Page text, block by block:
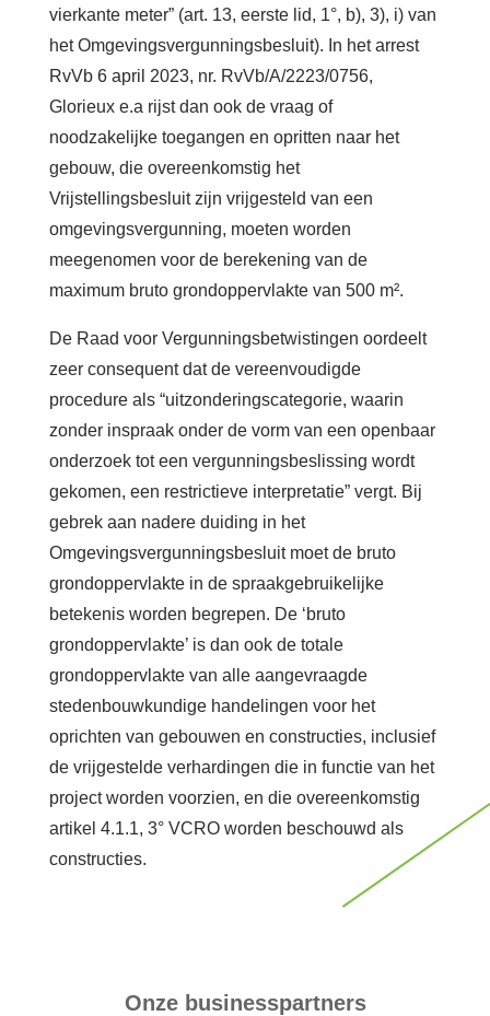
vierkante meter” (art. 13, eerste lid, 1°, b), 3), i) van
het Omgevingsvergunningsbesluit). In het arrest
RvVb 6 april 2023, nr. RvVb/A/2223/0756,
Glorieux e.a rijst dan ook de vraag of
noodzakelijke toegangen en opritten naar het
gebouw, die overeenkomstig het
Vrijstellingsbesluit zijn vrijgesteld van een
omgevingsvergunning, moeten worden
meegenomen voor de berekening van de
maximum bruto grondoppervlakte van 500 m².
De Raad voor Vergunningsbetwistingen oordeelt
zeer consequent dat de vereenvoudigde
procedure als “uitzonderingscategorie, waarin
zonder inspraak onder de vorm van een openbaar
onderzoek tot een vergunningsbeslissing wordt
gekomen, een restrictieve interpretatie” vergt. Bij
gebrek aan nadere duiding in het
Omgevingsvergunningsbesluit moet de bruto
grondoppervlakte in de spraakgebruikelijke
betekenis worden begrepen. De ‘bruto
grondoppervlakte’ is dan ook de totale
grondoppervlakte van alle aangevraagde
stedenbouwkundige handelingen voor het
oprichten van gebouwen en constructies, inclusief
de vrijgestelde verhardingen die in functie van het
project worden voorzien, en die overeenkomstig
artikel 4.1.1, 3° VCRO worden beschouwd als
constructies.
Onze businesspartners